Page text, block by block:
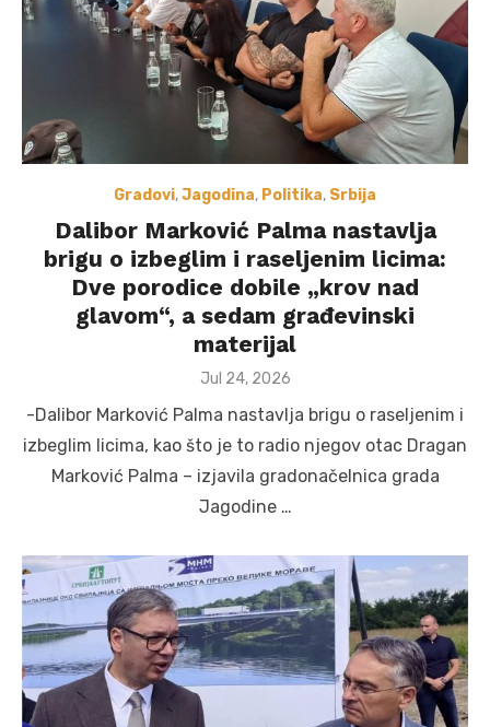
Gradovi,Jagodina, Politika, Srbija
Dalibor Marković Palma nastavlja
brigu o izbeglim i raseljenim licima:
Dve porodice dobile „krov nad
glavom“, a sedam građevinski
materijal
Posted
Jul 24, 2026
-Dalibor Marković Palma nastavlja brigu o raseljenim i
izbeglim licima, kao što je to radio njegov otac Dragan
Marković Palma – izjavila gradonačelnica grada
Jagodine …